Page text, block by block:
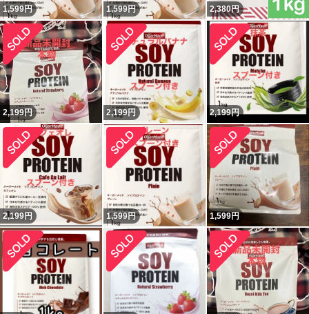
1,599円 1,599円 2,380円
2,199円 2,199円 2,199円
2,199円 1,599円 1,599円